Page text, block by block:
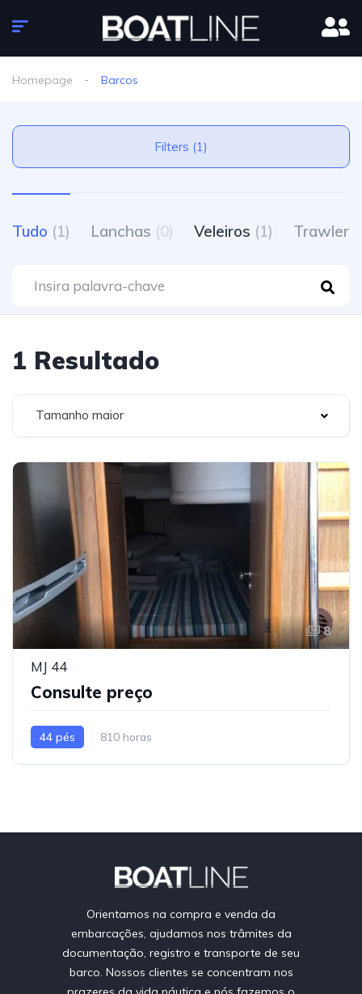
Homepage Barcos
Filters (1)
Tudo (1) Lanchas (0) Veleiros (1) Trawlers
1 Resultado
Tamanho maior
8
MJ 44
Consulte preço
44 pés 810 horas
Orientamos na compra e venda da
embarcações, ajudamos nos trâmites da
documentação, registro e transporte de seu
barco. Nossos clientes se concentram nos